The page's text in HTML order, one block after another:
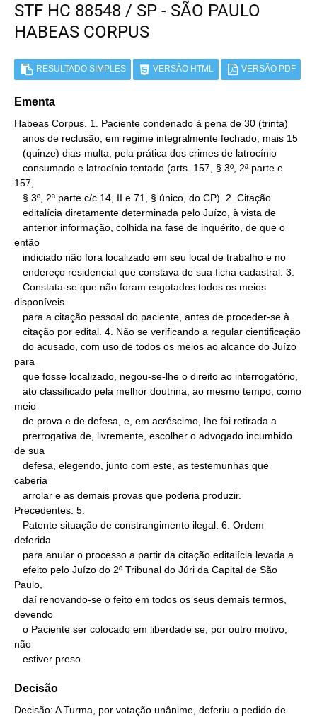
STF HC 88548 / SP - SÃO PAULO
HABEAS CORPUS
RESULTADO SIMPLES VERSÃO HTML VERSÃO PDF
Ementa
Habeas Corpus. 1. Paciente condenado à pena de 30 (trinta)
157,
então
disponíveis
para
meio
de sua
caberia
Precedentes. 5.
deferida
Paulo,
devendo
não
   estiver preso.
Decisão
Decisão: A Turma, por votação unânime, deferiu o pedido de